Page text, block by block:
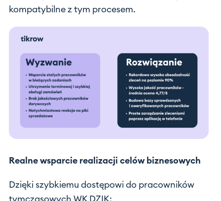
kompatybilne z tym procesem.
Realne wsparcie realizacji celów biznesowych
Dzięki szybkiemu dostępowi do pracowników
tymczasowych WK DZIK: